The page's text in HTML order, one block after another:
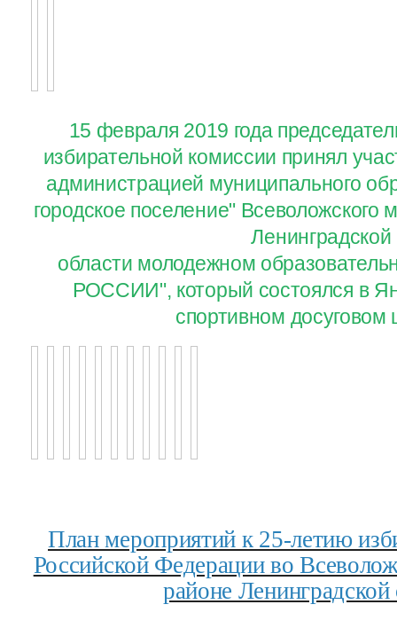
15 февраля 2019 года
избирательной комиссии принял
администрацией муниципального
городское поселение" Всеволожского
Ленинградской
области молодежном
РОССИИ", который состоялся в
спортивном досуговом
План мероприятий к 25-летию
Российской Федерации во
районе Ленинградской